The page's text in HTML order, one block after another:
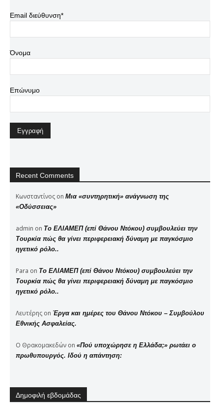
Email διεύθυνση*
Όνομα
Επώνυμο
Recent Comments
Κωνσταντίνος on Μια «συντηρητική» ανάγνωση της
«Οδύσσειας»
admin on Το ΕΛΙΑΜΕΠ (επί Θάνου Ντόκου) συμβουλεύει την
Τουρκία πώς θα γίνει περιφερειακή δύναμη με παγκόσμιο
ηγετικό ρόλο..
Para on Το ΕΛΙΑΜΕΠ (επί Θάνου Ντόκου) συμβουλεύει την
Τουρκία πώς θα γίνει περιφερειακή δύναμη με παγκόσμιο
ηγετικό ρόλο..
Λευτέρης on Έργα και ημέρες του Θάνου Ντόκου – Συμβούλου
Εθνικής Ασφαλείας.
Ο Θρακομακεδών on «Πού υποχώρησε η Ελλάδα;» ρωτάει ο
πρωθυπουργός. Ιδού η απάντηση:
Δημοφιλή εβδομάδας